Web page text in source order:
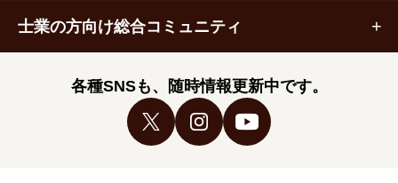
士業の方向け総合コミュニティ
各種SNSも、随時情報更新中です。